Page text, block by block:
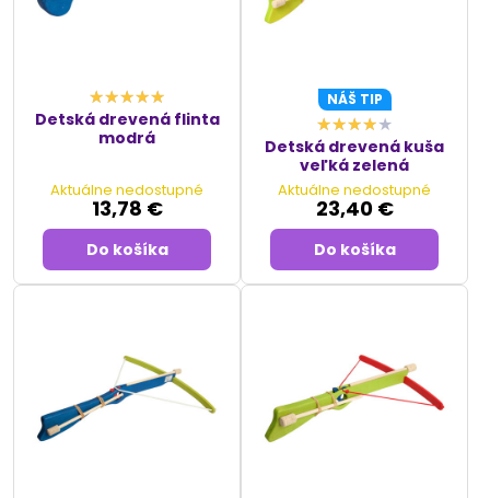
Detská drevená flinta
modrá
Aktuálne nedostupné
13,78 €
Do košíka
NÁŠ TIP
Detská drevená kuša
veľká zelená
Aktuálne nedostupné
23,40 €
Do košíka